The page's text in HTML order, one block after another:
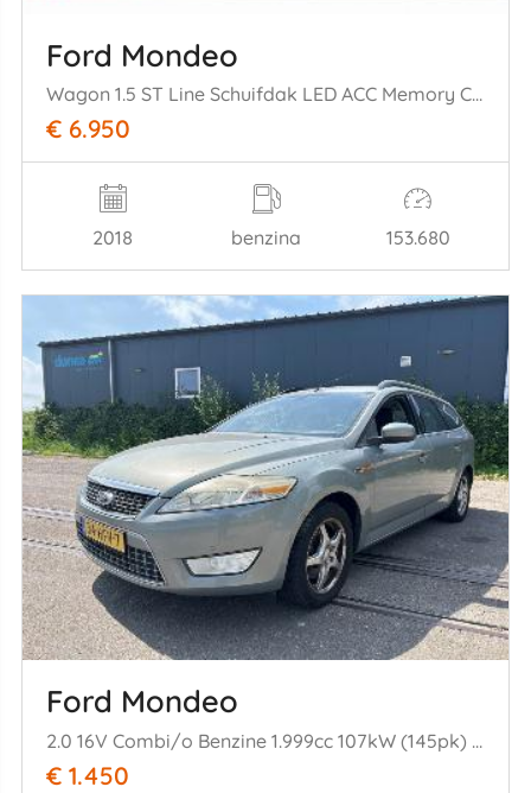
Ford Mondeo
Wagon 1.5 ST Line Schuifdak LED ACC Memory Camera SHZ LRHZ AHK
€ 6.950
2018 benzina 153.680
Ford Mondeo
2.0 16V Combi/o Benzine 1.999cc 107kW (145pk) FWD 2007-03/2015-01 A0BA; A0BC
€ 1.450